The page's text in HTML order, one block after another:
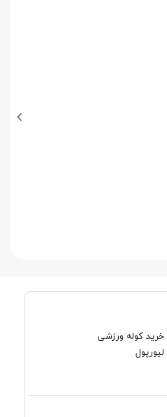
خرید کوله ورزشی
لیورپول